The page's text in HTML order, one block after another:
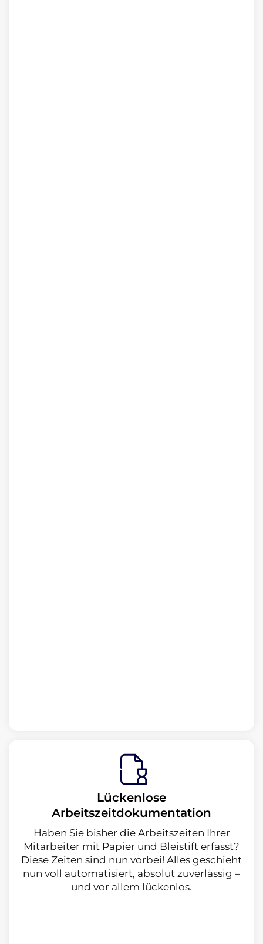
Lückenlose
Arbeitszeitdokumentation
Haben Sie bisher die Arbeitszeiten Ihrer
Mitarbeiter mit Papier und Bleistift er­fasst?
Diese Zeiten sind nun vorbei! Alles geschieht
nun voll automatisiert, ab­solut zuverlässig –
und vor allem lückenlos.